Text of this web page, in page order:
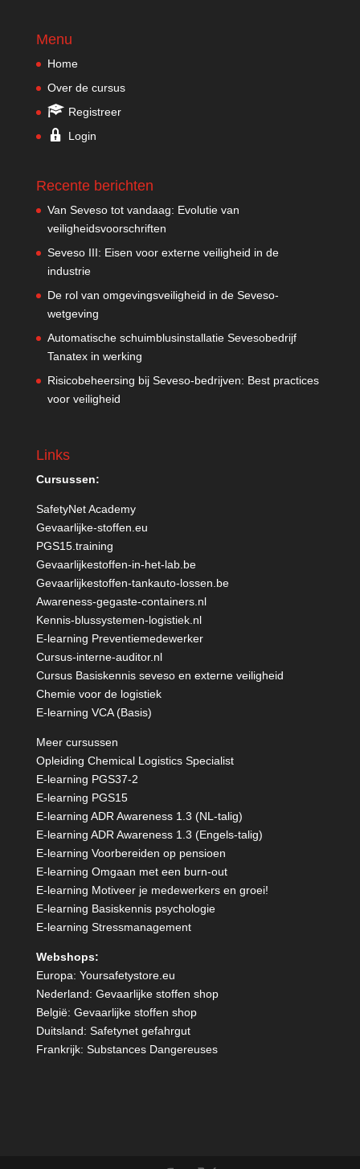
Menu
Home
Over de cursus
Registreer
Login
Recente berichten
Van Seveso tot vandaag: Evolutie van
veiligheidsvoorschriften
Seveso III: Eisen voor externe veiligheid in de
industrie
De rol van omgevingsveiligheid in de Seveso-
wetgeving
Automatische schuimblusinstallatie Sevesobedrijf
Tanatex in werking
Risicobeheersing bij Seveso-bedrijven: Best practices
voor veiligheid
Links
Cursussen:
SafetyNet Academy
Gevaarlijke-stoffen.eu
PGS15.training
Gevaarlijkestoffen-in-het-lab.be
Gevaarlijkestoffen-tankauto-lossen.be
Awareness-gegaste-containers.nl
Kennis-blussystemen-logistiek.nl
E-learning Preventiemedewerker
Cursus-interne-auditor.nl
Cursus Basiskennis seveso en externe veiligheid
Chemie voor de logistiek
E-learning VCA (Basis)
Meer cursussen
Opleiding Chemical Logistics Specialist
E-learning PGS37-2
E-learning PGS15
E-learning ADR Awareness 1.3 (NL-talig)
E-learning ADR Awareness 1.3 (Engels-talig)
E-learning Voorbereiden op pensioen
E-learning Omgaan met een burn-out
E-learning Motiveer je medewerkers en groei!
E-learning Basiskennis psychologie
E-learning Stressmanagement
Webshops:
Europa: Yoursafetystore.eu
Nederland: Gevaarlijke stoffen shop
België: Gevaarlijke stoffen shop
Duitsland: Safetynet gefahrgut
Frankrijk: Substances Dangereuses